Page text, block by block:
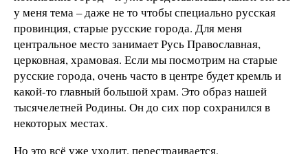
у меня тема – даже не то чтобы специально русская
провинция, старые русские города. Для меня
центральное место занимает Русь Православная,
церковная, храмовая. Если мы посмотрим на старые
русские города, очень часто в центре будет кремль и
какой-то главный большой храм. Это образ нашей
тысячелетней Родины. Он до сих пор сохранился в
некоторых местах.
Но это всё уже уходит, перестраивается,